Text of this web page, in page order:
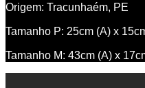
Origem: Tracunhaém, PE
Tamanho P: 25cm (A) x
Tamanho M: 43cm (A) x